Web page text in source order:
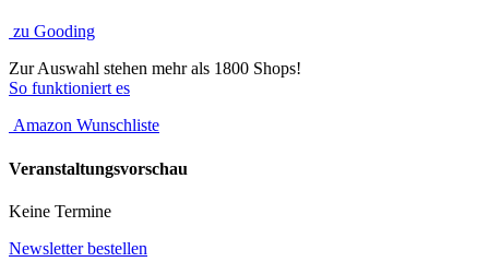
zu Gooding
Zur Auswahl stehen mehr als 1800 Shops!
So funktioniert es
Amazon Wunschliste
Veranstaltungsvorschau
Keine Termine
Newsletter bestellen